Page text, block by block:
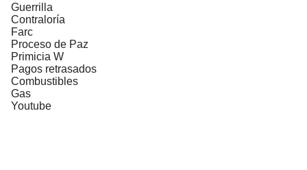
Guerrilla
Contraloría
Farc
Proceso de Paz
Primicia W
Pagos retrasados
Combustibles
Gas
Youtube